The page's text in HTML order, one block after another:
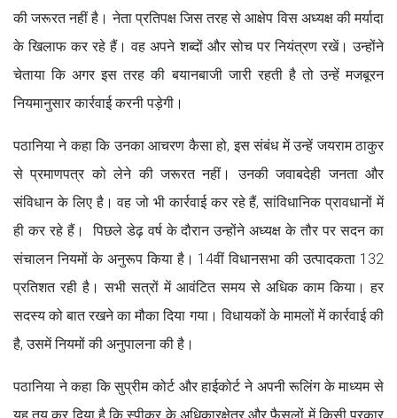
की जरूरत नहीं है। नेता प्रतिपक्ष जिस तरह से आक्षेप विस अध्यक्ष की मर्यादा
के खिलाफ कर रहे हैं। वह अपने शब्दों और सोच पर नियंत्रण रखें। उन्होंने
चेताया कि अगर इस तरह की बयानबाजी जारी रहती है तो उन्हें मजबूरन
नियमानुसार कार्रवाई करनी पड़ेगी।
पठानिया ने कहा कि उनका आचरण कैसा हो, इस संबंध में उन्हें जयराम ठाकुर
से प्रमाणपत्र को लेने की जरूरत नहीं। उनकी जवाबदेही जनता और
संविधान के लिए है। वह जो भी कार्रवाई कर रहे हैं, सांविधानिक प्रावधानों में
ही कर रहे हैं। पिछले डेढ़ वर्ष के दौरान उन्होंने अध्यक्ष के तौर पर सदन का
संचालन नियमों के अनुरूप किया है। 14वीं विधानसभा की उत्पादकता 132
प्रतिशत रही है। सभी सत्रों में आवंटित समय से अधिक काम किया। हर
सदस्य को बात रखने का मौका दिया गया। विधायकों के मामलों में कार्रवाई की
है, उसमें नियमों की अनुपालना की है।
पठानिया ने कहा कि सुप्रीम कोर्ट और हाईकोर्ट ने अपनी रूलिंग के माध्यम से